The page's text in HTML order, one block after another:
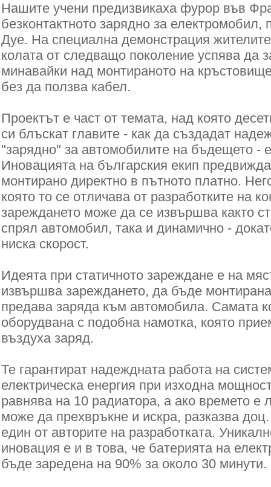
Нашите учени предизвикаха фурор във
безконтактното зарядно за електромобил,
Дуе. На специална демонстрация
колата от следващо поколение успява да
минавайки над монтираното на
без да ползва кабел.
Проектът е част от темата, над която
си блъскат главите - как да създадат
"зарядно" за автомобилите на бъдещето -
Иновацията на българския екип
монтирано директно в пътното платно.
която то се отличава от разработките на
зареждането може да се извършва както
спрял автомобил, така и динамично -
ниска скорост.
Идеята при статичното зареждане е на
извършва зареждането, да бъде
предава заряда към автомобила. Самата
оборудвана с подобна намотка, която
въздуха заряд.
Те гарантират надеждната работа на
електрическа енергия при изходна
равнява на 10 радиатора, а ако времето
може да прехвръкне и искра, разказва
един от авторите на разработката.
иновация е и в това, че батерията на
бъде заредена на 90% за около 30 минути.